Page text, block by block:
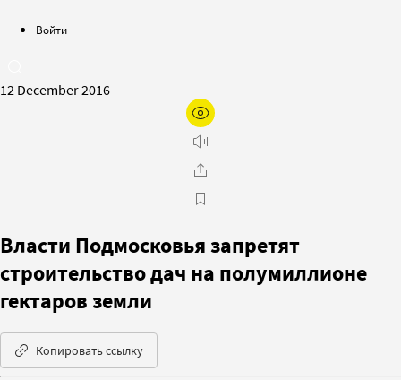
Войти
12 December 2016
Власти Подмосковья запретят
строительство дач на полумиллионе
гектаров земли‍
Копировать ссылку